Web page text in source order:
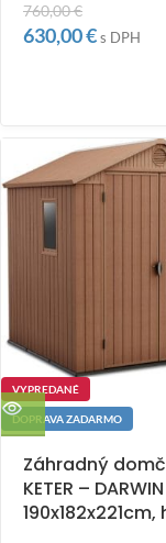
760,00€
630,00€s DPH
VYPREDANÉ
DOPRAVA ZADARMO
Záhradný
KETER – DARWIN